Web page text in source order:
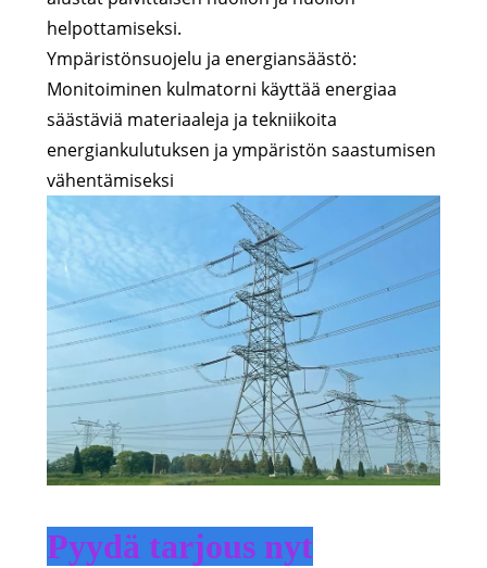
helpottamiseksi.
Ympäristönsuojelu ja energiansäästö:
Monitoiminen kulmatorni käyttää energiaa
säästäviä materiaaleja ja tekniikoita
energiankulutuksen ja ympäristön saastumisen
vähentämiseksi
Pyydä tarjous nyt